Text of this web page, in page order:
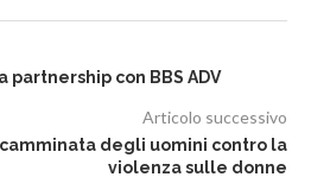
partnership con BBS ADV
Articolo successivo
degli uomini contro la
violenza sulle donne